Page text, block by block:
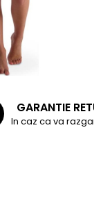
GARANTIE
In caz ca va